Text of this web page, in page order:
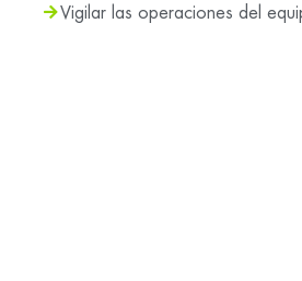
Vigilar las operaciones del